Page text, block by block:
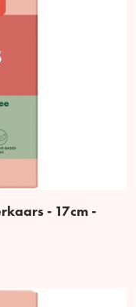
- 17cm -